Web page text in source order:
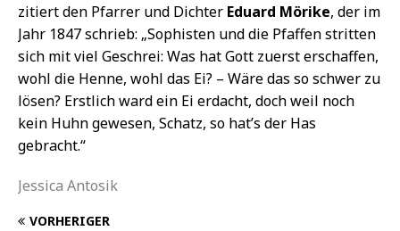
zitiert den Pfarrer und Dichter Eduard Mörike, der im
Jahr 1847 schrieb: „Sophisten und die Pfaffen stritten
sich mit viel Geschrei: Was hat Gott zuerst erschaffen,
wohl die Henne, wohl das Ei? – Wäre das so schwer zu
lösen? Erstlich ward ein Ei erdacht, doch weil noch
kein Huhn gewesen, Schatz, so hat’s der Has
gebracht.“
Jessica Antosik
VORHERIGER